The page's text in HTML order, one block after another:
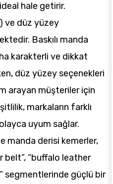
hale getirir.
ve düz yüzey
Baskılı manda
karakterli ve dikkat
düz yüzey seçenekleri
arayan müşteriler için
markaların farklı
uyum sağlar.
manda derisi kemerler,
belt”, “buffalo leather
segmentlerinde güçlü bir